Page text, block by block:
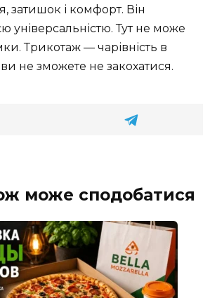
затишок і комфорт. Він
універсальністю. Тут не може
Трикотаж — чарівність в
ви не зможете не закохатися.
може сподобатися